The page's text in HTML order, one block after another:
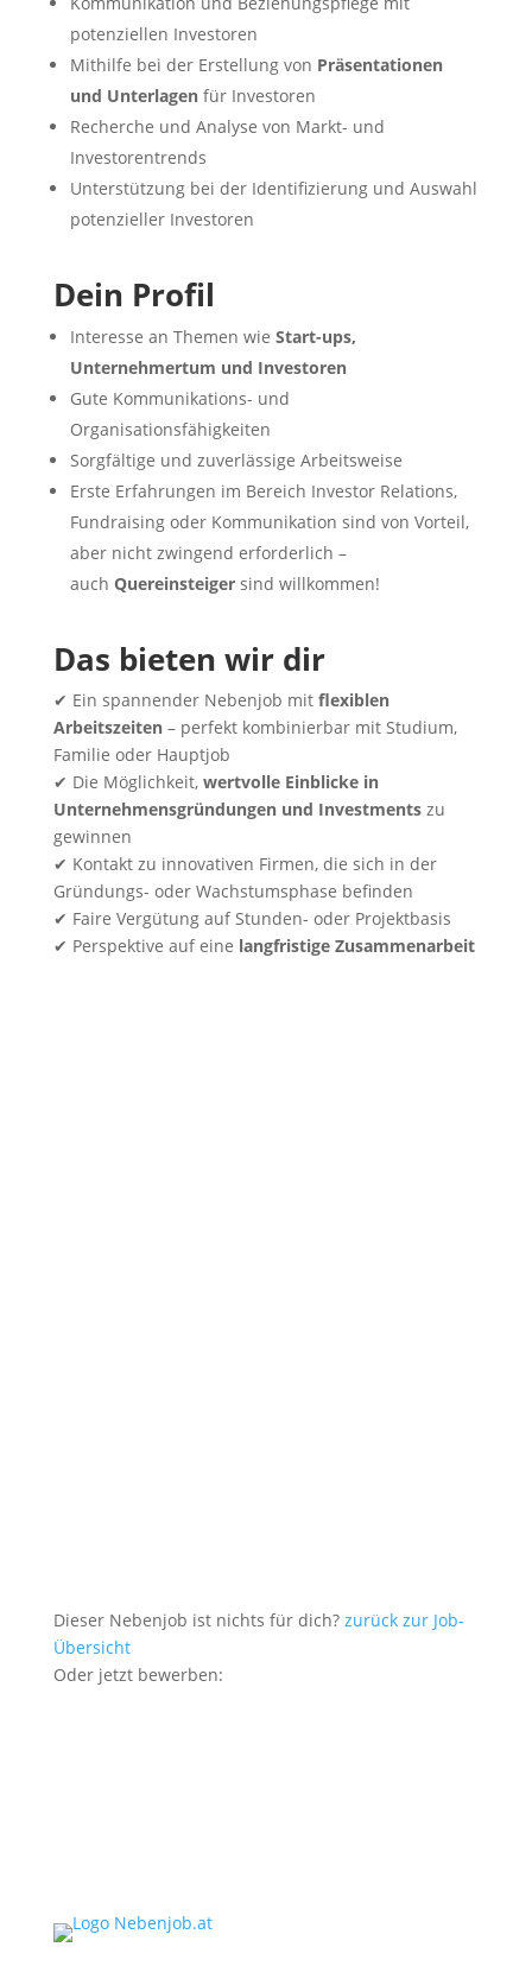
potenziellen Investoren
Mithilfe bei der Erstellung von Präsentationen
und Unterlagenfür Investoren
Recherche und Analyse von Markt- und
Investorentrends
Unterstützung bei der Identifizierung und Auswahl
potenzieller Investoren
Dein Profil
Interesse an Themen wie Start-ups,
Unternehmertum und Investoren
Gute Kommunikations- und
Organisationsfähigkeiten
Sorgfältige und zuverlässige Arbeitsweise
Erste Erfahrungen im Bereich Investor Relations,
Fundraising oder Kommunikation sind von Vorteil,
aber nicht zwingend erforderlich –
auch Quereinsteigersind willkommen!
Das bieten wir dir
✔ Ein spannender Nebenjob mit flexiblen
Arbeitszeiten– perfekt kombinierbar mit Studium,
Familie oder Hauptjob
✔ Die Möglichkeit, wertvolle Einblicke in
Unternehmensgründungen und Investmentszu
gewinnen
✔ Kontakt zu innovativen Firmen, die sich in der
Gründungs- oder Wachstumsphase befinden
✔ Faire Vergütung auf Stunden- oder Projektbasis
✔ Perspektive auf eine langfristige Zusammenarbeit
Dieser Nebenjob ist nichts für dich? zurück zur Job-
Übersicht
Oder jetzt bewerben: